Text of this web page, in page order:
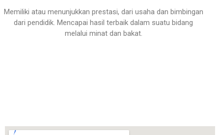
Memiliki atau menunjukkan prestasi, dari usaha dan bimbingan
dari pendidik. Mencapai hasil terbaik dalam suatu bidang
melalui minat dan bakat.